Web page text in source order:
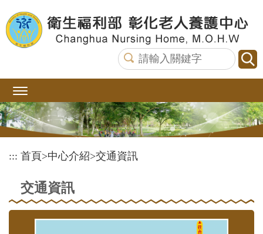
到
主
::: 首頁>中心介紹>交通資訊
交通資訊